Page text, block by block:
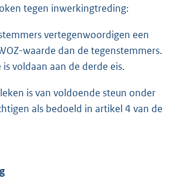
tegen inwerkingtreding:
vertegenwoordigen een
waarde dan de tegenstemmers.
is voldaan aan de derde eis.
is van voldoende steun onder
als bedoeld in artikel 4 van de